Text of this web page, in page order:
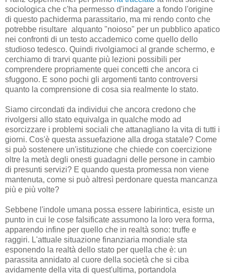
sociologica che c'ha permesso d'indagare a fondo l'origine
di questo pachiderma parassitario, ma mi rendo conto che
potrebbe risultare alquanto "noioso" per un pubblico apatico
nei confronti di un testo accademico come quello dello
studioso tedesco. Quindi rivolgiamoci al grande schermo, e
cerchiamo di trarvi quante più lezioni possibili per
comprendere propriamente quei concetti che ancora ci
sfuggono. E sono pochi gli argomenti tanto controversi
quanto la comprensione di cosa sia realmente lo stato.
Siamo circondati da individui che ancora credono che
rivolgersi allo stato equivalga in qualche modo ad
esorcizzare i problemi sociali che attanagliano la vita di tutti i
giorni. Cos'è questa assuefazione alla droga statale? Come
si può sostenere un'istituzione che chiede con coercizione
oltre la metà degli onesti guadagni delle persone in cambio
di presunti servizi? E quando questa promessa non viene
mantenuta, come si può altresì perdonare questa mancanza
più e più volte?
Sebbene l'indole umana possa essere labirintica, esiste un
punto in cui le cose falsificate assumono la loro vera forma,
apparendo infine per quello che in realtà sono: truffe e
raggiri. L'attuale situazione finanziaria mondiale sta
esponendo la realtà dello stato per quella che è: un
parassita annidato al cuore della società che si ciba
avidamente della vita di quest'ultima, portandola